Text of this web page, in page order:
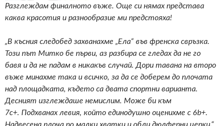
Разглеждам финалното въже. Още си нямах представа
каква красотия и разнообразие ми предстояха!
„В късния следобед захванахме „Ела“ във френска свръзка.
Този път Митко бе първи, аз разбира се гледах да не го
бавя и да не падам в никакъв случай. Дори тавана на второ
въже минахме така и всичко, за да се доберем до плочата
над площадката, където са двата спортни варианта.
Десният изглеждаше немислим. Може би към
7с+. Подхванах левия, който единодушно оценихме с 6b+.
Надвесена плоча по малки хватки и обли дюлферни цепки.“